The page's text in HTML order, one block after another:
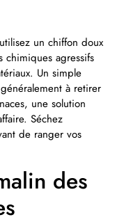
un chiffon doux
chimiques agressifs
Un simple
à retirer
une solution
Séchez
de ranger vos
des